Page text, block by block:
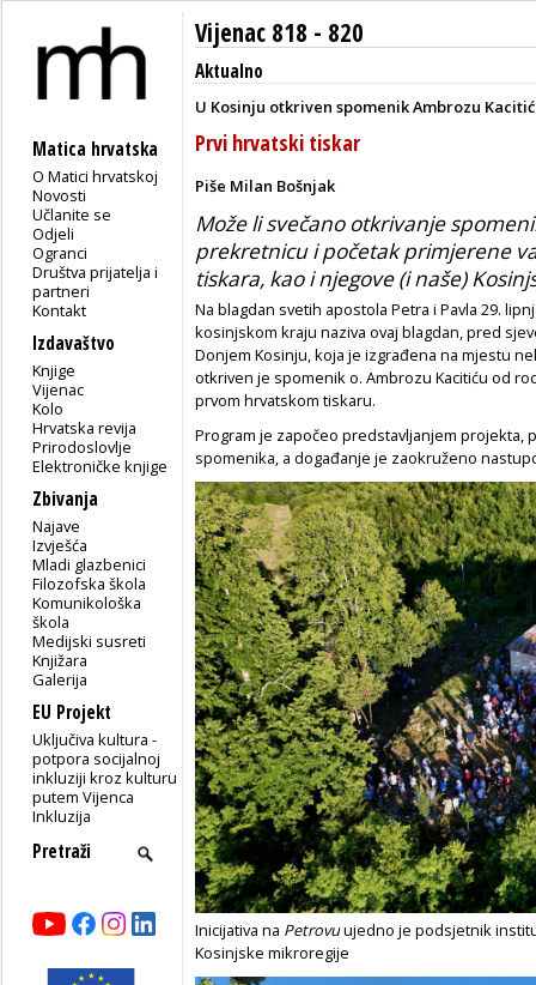
Matica hrvatska
O Matici hrvatskoj
Novosti
Učlanite se
Odjeli
Ogranci
Društva prijatelja i
partneri
Kontakt
Izdavaštvo
Knjige
Vijenac
Kolo
Hrvatska revija
Prirodoslovlje
Elektroničke knjige
Zbivanja
Najave
Izvješća
Mladi glazbenici
Filozofska škola
Komunikološka
škola
Medijski susreti
Knjižara
Galerija
EU Projekt
Uključiva kultura -
potpora socijalnoj
inkluziji kroz kulturu
putem Vijenca
Inkluzija
Vijenac 818 - 820
Aktualno
U Kosinju otkriven spomenik Ambrozu
Prvi hrvatski tiskar
Piše Milan Bošnjak
Može li svečano otkrivanje
prekretnicu i početak primjerene
tiskara, kao i njegove (i naše)
Na blagdan svetih apostola Petra i Pavla 29.
kosinjskom kraju naziva ovaj blagdan, pred
Donjem Kosinju, koja je izgrađena na mjestu
otkriven je spomenik o. Ambrozu Kacitiću od
prvom hrvatskom tiskaru.
Program je započeo predstavljanjem projekta,
spomenika, a događanje je zaokruženo
Inicijativa na Petrovuujedno je podsjetnik
Kosinjske mikroregije